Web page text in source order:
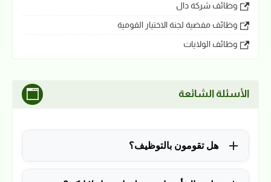
وظائف شركة دال
وظائف مفضية لجنة الاختيار القومية
وظائف الولايات
الأسئلة الشائعة
هل تقومون بالتوظيف؟
للأسف لا، في الوقت الحالي نقوم فقط بنشر الوظائف